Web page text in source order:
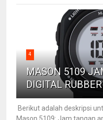
4
MASON 5109
DIGITAL
Berikut adalah deskripsi